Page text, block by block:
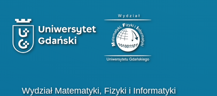
Wydział Matematyki, Fizyki i Informatyki